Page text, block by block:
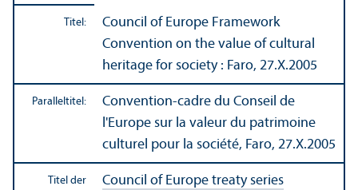
Titel:
Council of Europe Framework
Convention on the value of cultural
heritage for society : Faro, 27.X.2005
Paralleltitel:
Convention-cadre du Conseil de
l'Europe sur la valeur du patrimoine
culturel pour la société, Faro, 27.X.2005
Titel der
Council of Europe treaty series